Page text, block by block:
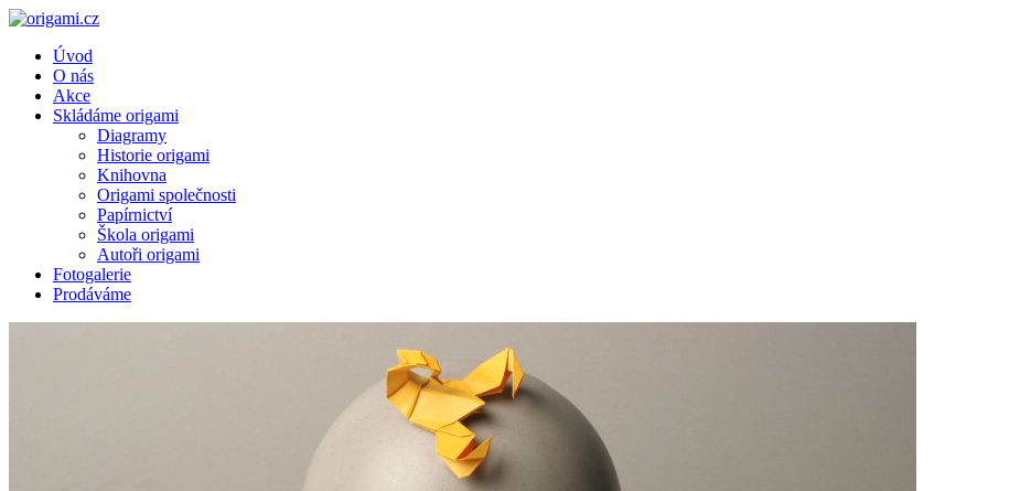
Úvod
O nás
Akce
Skládáme origami
Diagramy
Historie origami
Knihovna
Origami společnosti
Papírnictví
Škola origami
Autoři origami
Fotogalerie
Prodáváme